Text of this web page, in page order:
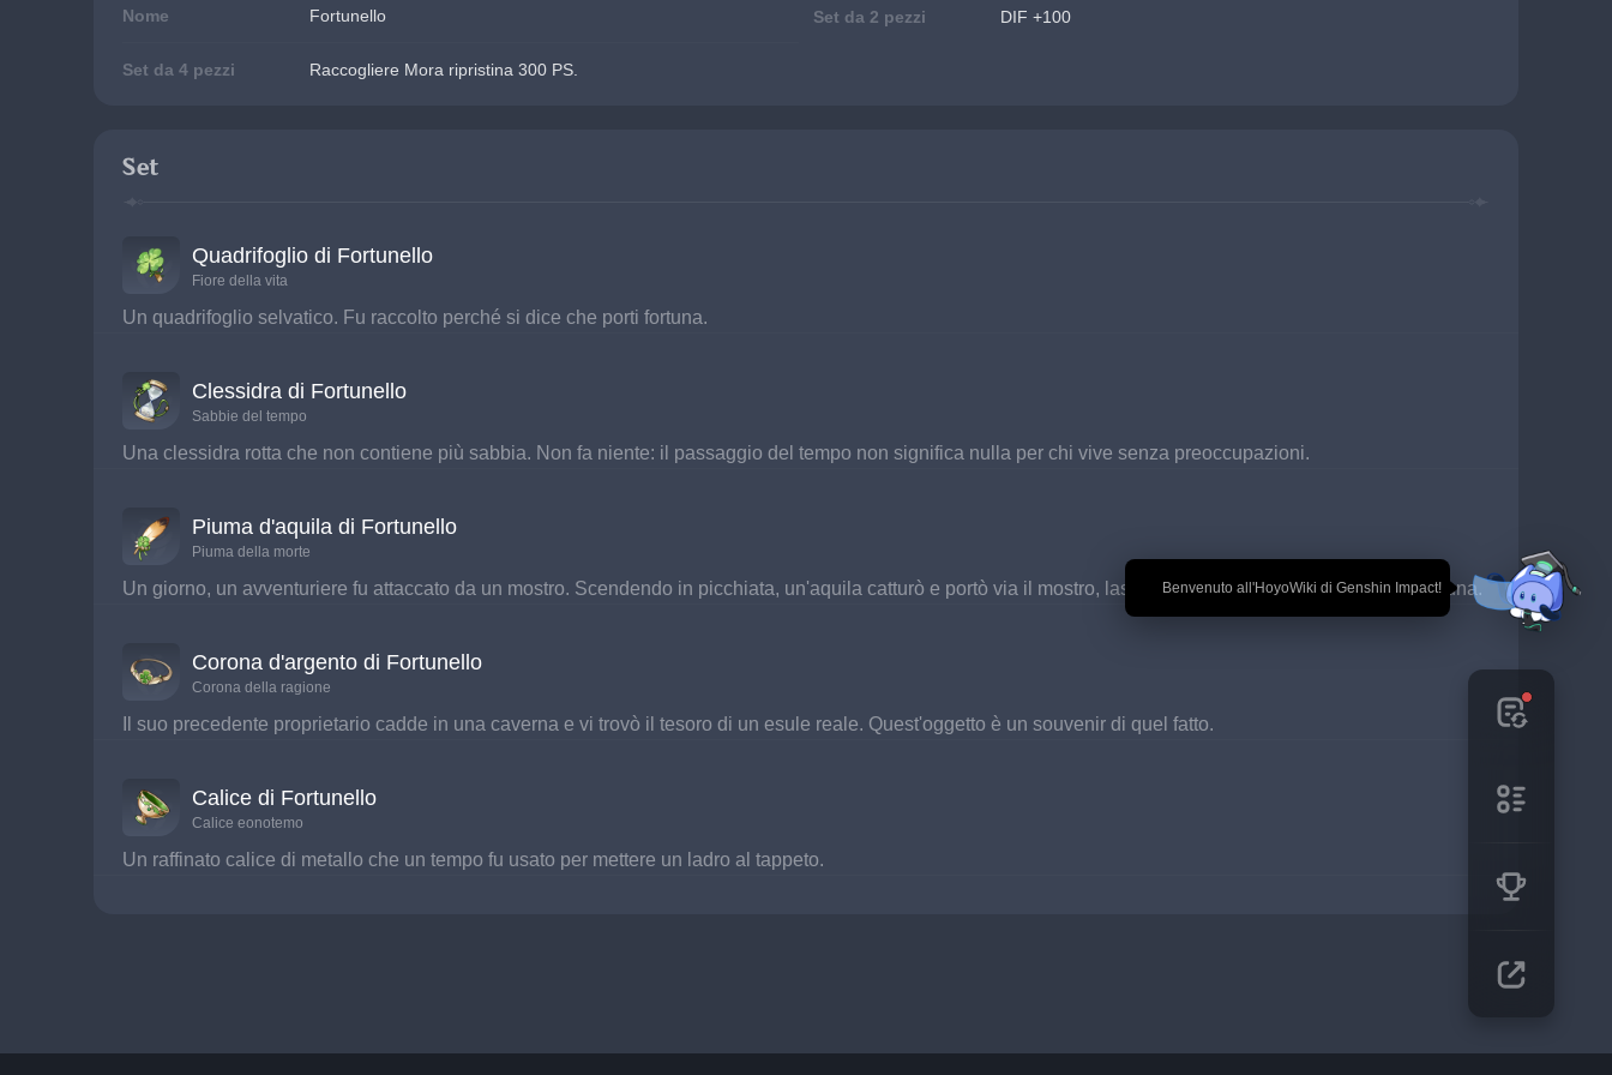
🎉 Benvenuto all'HoyoWiki di Genshin Impact!
Nome Fortunello Set da 2 pezzi DIF +100
Set da 4 pezzi Raccogliere Mora ripristina 300 PS.
Set
Quadrifoglio di Fortunello
Fiore della vita
Un quadrifoglio selvatico. Fu raccolto perché si dice che porti fortuna.
Clessidra di Fortunello
Sabbie del tempo
Una clessidra rotta che non contiene più sabbia. Non fa niente: il passaggio del tempo non significa nulla per chi vive senza preoccupazioni.
Piuma d'aquila di Fortunello
Piuma della morte
Un giorno, un avventuriere fu attaccato da un mostro. Scendendo in picchiata, un'aquila catturò e portò via il mostro, lasciando cadere questa piuma portafortuna.
Corona d'argento di Fortunello
Corona della ragione
Il suo precedente proprietario cadde in una caverna e vi trovò il tesoro di un esule reale. Quest'oggetto è un souvenir di quel fatto.
Calice di Fortunello
Calice eonotemo
Un raffinato calice di metallo che un tempo fu usato per mettere un ladro al tappeto.